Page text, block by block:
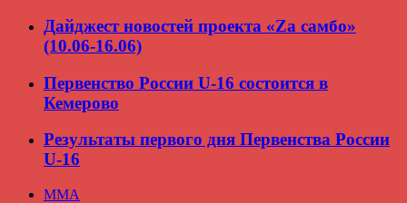
Дайджест новостей проекта «Zа самбо»
(10.06-16.06)
Первенство России U-16 состоится в
Кемерово
Результаты первого дня Первенства России
U-16
ММА